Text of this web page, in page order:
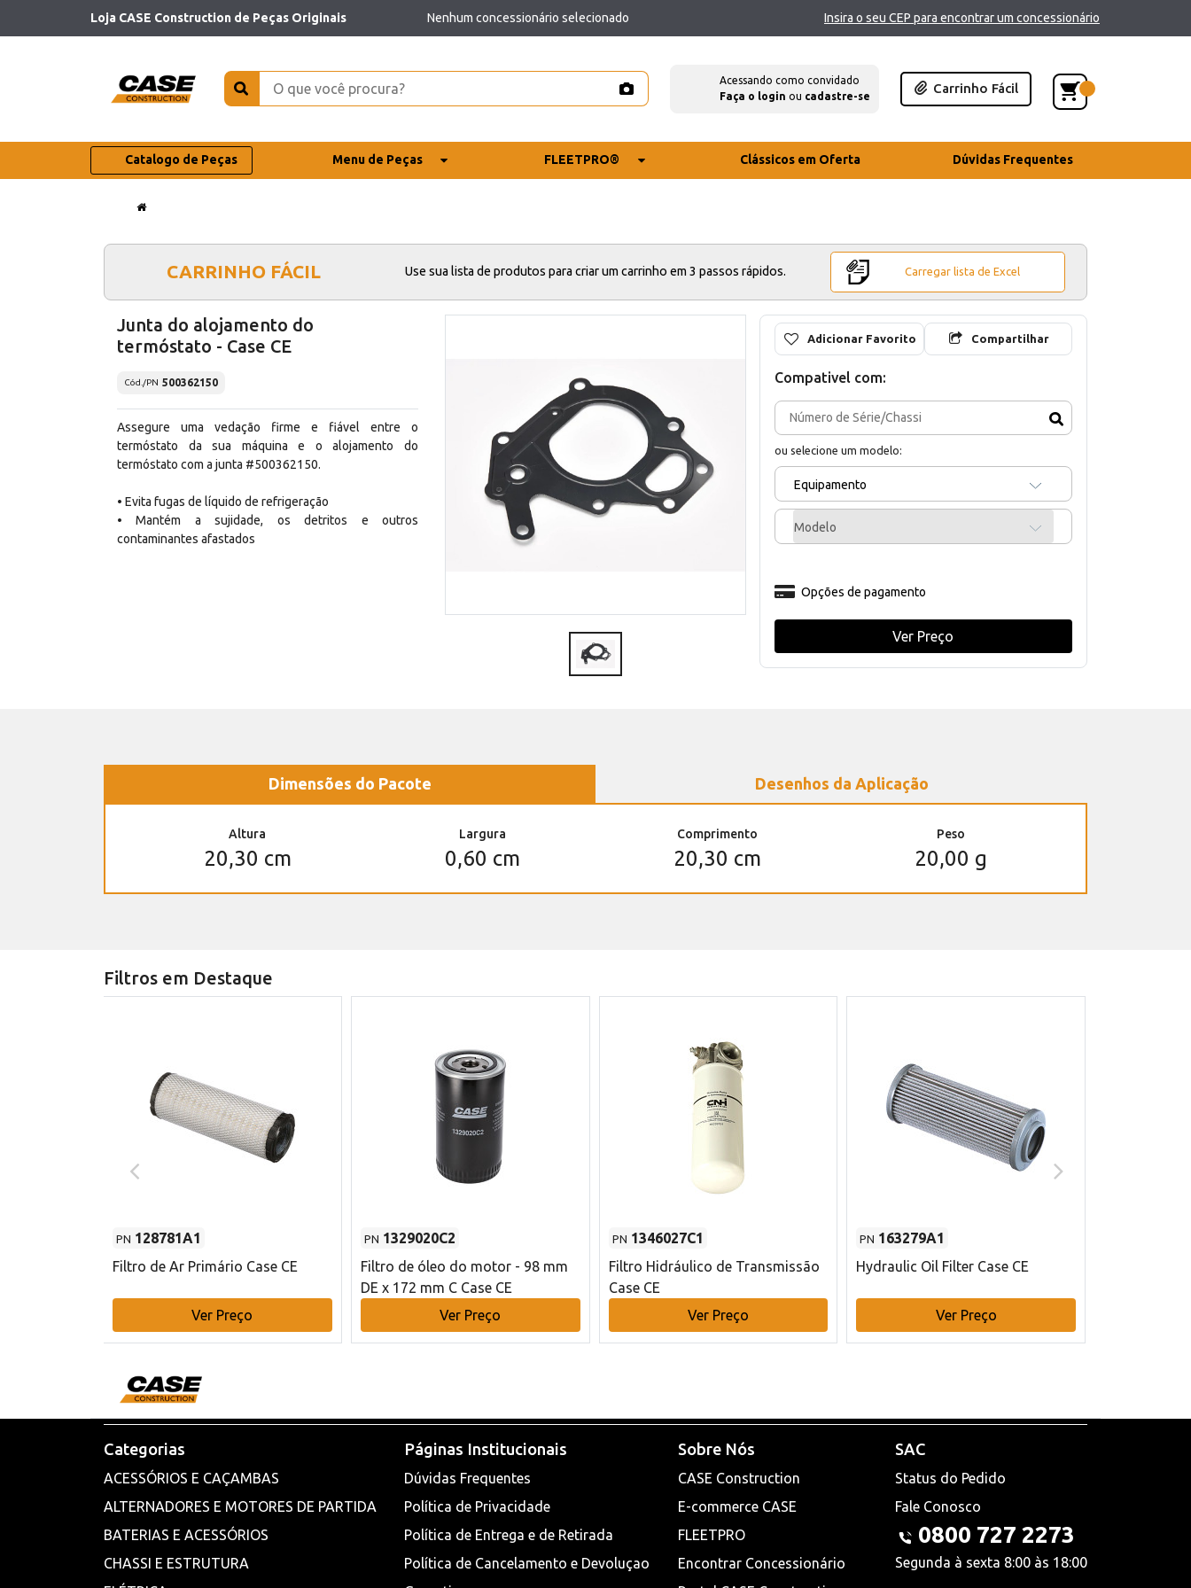
Loja CASE Construction de Peças Originais Nenhum concessionário selecionado Insira o seu CEP para encontrar um concessionário
Acessando como convidado
Faça o login ou cadastre-se
Carrinho Fácil
Catalogo de Peças Menu de Peças FLEETPRO® Clássicos em Oferta Dúvidas Frequentes
CARRINHO FÁCIL Use sua lista de produtos para criar um carrinho em 3 passos rápidos. Carregar lista de Excel
Junta do alojamento do
termóstato - Case CE
Cód./PN 500362150
Assegure uma vedação firme e fiável entre o
termóstato da sua máquina e o alojamento do
termóstato com a junta #500362150.
• Evita fugas de líquido de refrigeração
• Mantém a sujidade, os detritos e outros
contaminantes afastados
Adicionar Favorito Compartilhar
Compativel com:
ou selecione um modelo:
Equipamento
Modelo
Opções de pagamento
Ver Preço
Dimensões do Pacote Desenhos da Aplicação
Altura
20,30 cm
Largura
0,60 cm
Comprimento
20,30 cm
Peso
20,00 g
Filtros em Destaque
PN 128781A1
Filtro de Ar Primário Case CE
Ver Preço
PN 1329020C2
Filtro de óleo do motor - 98 mm
DE x 172 mm C Case CE
Ver Preço
PN 1346027C1
Filtro Hidráulico de Transmissão
Case CE
Ver Preço
PN 163279A1
Hydraulic Oil Filter Case CE
Ver Preço
Categorias
ACESSÓRIOS E CAÇAMBAS
ALTERNADORES E MOTORES DE PARTIDA
BATERIAS E ACESSÓRIOS
CHASSI E ESTRUTURA
Páginas Institucionais
Dúvidas Frequentes
Política de Privacidade
Política de Entrega e de Retirada
Política de Cancelamento e Devoluçao
Sobre Nós
CASE Construction
E-commerce CASE
FLEETPRO
Encontrar Concessionário
SAC
Status do Pedido
Fale Conosco
0800 727 2273
Segunda à sexta 8:00 às 18:00